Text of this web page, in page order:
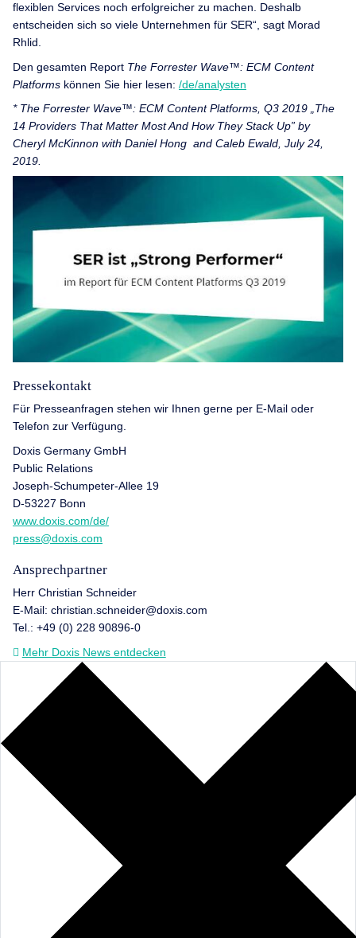
flexiblen Services noch erfolgreicher zu machen. Deshalb
entscheiden sich so viele Unternehmen für SER“, sagt Morad
Rhlid.
Den gesamten Report The Forrester Wave™: ECM Content
Platforms können Sie hier lesen: /de/analysten
* The Forrester Wave™: ECM Content Platforms, Q3 2019 „The
14 Providers That Matter Most And How They Stack Up” by
Cheryl McKinnon with Daniel Hong and Caleb Ewald, July 24,
2019.
Pressekontakt
Für Presseanfragen stehen wir Ihnen gerne per E-Mail oder
Telefon zur Verfügung.
Doxis Germany GmbH
Public Relations
Joseph-Schumpeter-Allee 19
D-53227 Bonn
www.doxis.com/de/
press@doxis.com
Ansprechpartner
Herr Christian Schneider
E-Mail: christian.schneider@doxis.com
Tel.: +49 (0) 228 90896-0
Mehr Doxis News entdecken